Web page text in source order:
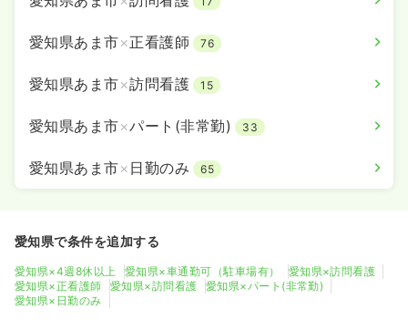
愛知県あま市×正看護師 76
愛知県あま市×訪問看護 15
愛知県あま市×パート(非常勤) 33
愛知県あま市× 日勤のみ 65
愛知県で条件を追加する
愛知県×4週8休以上 愛知県×車通勤可（駐車場有）
愛知県×訪問看護
愛知県×正看護師
愛知県×訪問看護
愛知県×パート(非常勤)
愛知県×日勤のみ